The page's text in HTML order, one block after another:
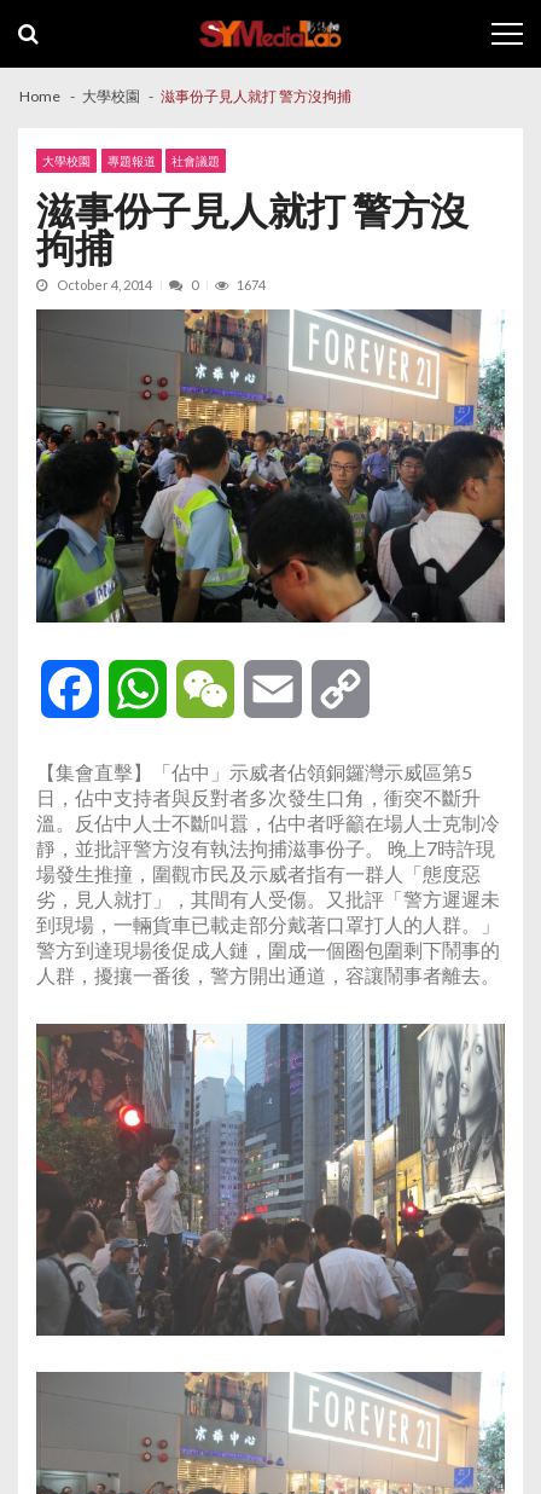
navigation
content
Home 大學校園 滋事份子見人就打 警方沒拘捕
大學校園 專題報道 社會議題
滋事份子見人就打 警方沒
拘捕
October 4, 2014 0 1674
Facebook WhatsAppWeChat Email
【集會直擊】「佔中」示威者佔領銅鑼灣示威區第5
日，佔中支持者與反對者多次發生口角，衝突不斷升
溫。反佔中人士不斷叫囂，佔中者呼籲在場人士克制冷
靜，並批評警方沒有執法拘捕滋事份子。 晚上7時許現
場發生推撞，圍觀市民及示威者指有一群人「態度惡
劣，見人就打」，其間有人受傷。又批評「警方遲遲未
到現場，一輛貨車已載走部分戴著口罩打人的人群。」
警方到達現場後促成人鏈，圍成一個圈包圍剩下鬧事的
人群，擾攘一番後，警方開出通道，容讓鬧事者離去。